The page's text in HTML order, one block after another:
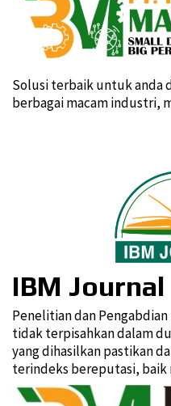
Solusi terbaik untuk anda
berbagai macam industri,
IBM Journal
Penelitian dan
tidak terpisahkan dalam
yang dihasilkan pastikan
terindeks bereputasi, baik